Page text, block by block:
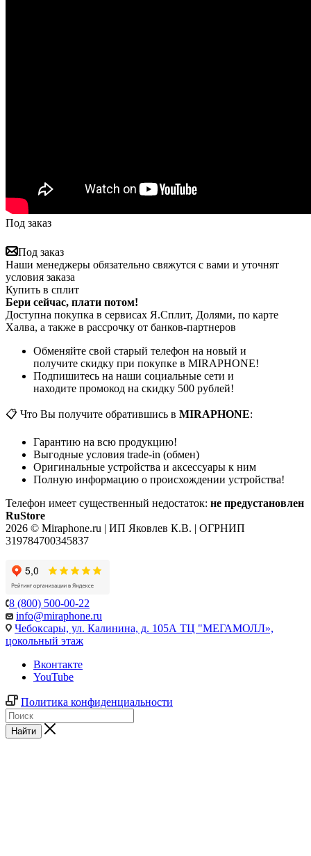
Под заказ
Под заказ
Наши менеджеры обязательно свяжутся с вами и уточнят
условия заказа
Купить в сплит
Бери сейчас, плати потом!
Доступна покупка в сервисах Я.Сплит, Долями, по карте
Халва, а также в рассрочку от банков-партнеров
Обменяйте свой старый телефон на новый и
получите скидку при покупке в MIRAPHONE!
Подпишитесь на наши социальные сети и
находите промокод на скидку 500 рублей!
📋 Что Вы получите обратившись в MIRAPHONE:
Гарантию на всю продукцию!
Выгодные условия trade-in (обмен)
Оригинальные устройства и аксессуары к ним
Полную информацию о происхождении устройства!
Телефон имеет существенный недостаток: не предустановлен
RuStore
2026 © Miraphone.ru | ИП Яковлев К.В. | ОГРНИП
319784700345837
8 (800) 500-00-22
info@miraphone.ru
Чебоксары, ул. Калинина, д. 105А ТЦ "МЕГАМОЛЛ»,
цокольный этаж
Вконтакте
YouTube
Политика конфиденциальности
Найти